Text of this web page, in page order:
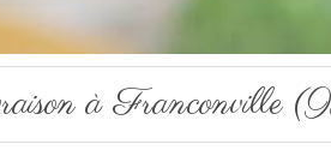
à Franconville